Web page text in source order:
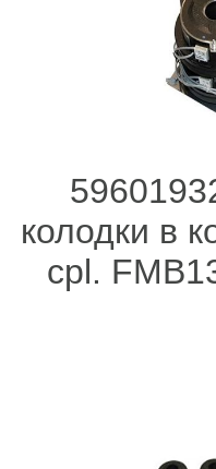
колодки в
cpl.